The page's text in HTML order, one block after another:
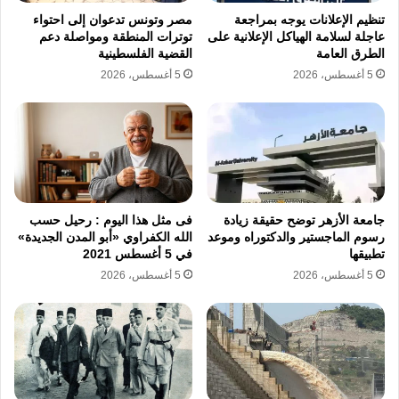
وقف عبد الصمد، إلى جانب رموز قضائية بارزة،
بينهم ممتاز نصار ويحيى الرفاعي وعادل يونس،
في مواجهة هذا التوجه، وتمسكوا بمبدأ أن القاضي
لا ينتمي إلا إلى القانون والعدالة.
وانتهى هذا الصدام بما عُرف تاريخيًا باسم مذبحة
القضاء في 31 أغسطس 1969، حين تم فصل أكثر
من مائتي قاضٍ من مواقعهم، وكان المستشار
محمد وجدي عبد الصمد بين الأسماء التي شملتها
قرارات الإبعاد.
ومع تولي الرئيس أنور السادات الحكم، أُعيد
القضاة المفصولون إلى مواقعهم ودرجاتهم
تنظيم الإعلانات يوجه بمراجعة
عاجلة لسلامة الهياكل الإعلانية على
الطرق العامة
5 أغسطس، 2026
مصر وتونس تدعوان إلى احتواء
توترات المنطقة ومواصلة دعم
القضية الفلسطينية
5 أغسطس، 2026
جامعة الأزهر توضح حقيقة زيادة
رسوم الماجستير والدكتوراه وموعد
تطبيقها
5 أغسطس، 2026
فى مثل هذا اليوم : رحيل حسب
الله الكفراوي «أبو المدن الجديدة»
في 5 أغسطس 2021
5 أغسطس، 2026